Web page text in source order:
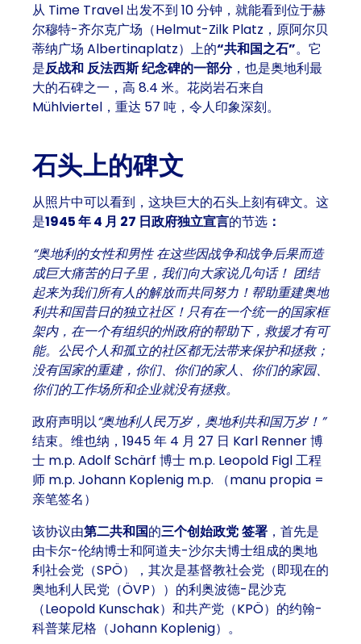
从 Time Travel 出发不到 10 分钟，就能看到位于赫
尔穆特-齐尔克广场（Helmut-Zilk Platz，原阿尔贝
蒂纳广场 Albertinaplatz）上的“共和国之石”。它
是反战和反法西斯纪念碑的一部分，也是奥地利最
大的石碑之一，高 8.4 米。花岗岩石来自
Mühlviertel，重达 57 吨，令人印象深刻。
石头上的碑文
从照片中可以看到，这块巨大的石头上刻有碑文。这
是1945 年 4 月 27 日政府独立宣言的节选 ：
“奥地利的女性和男性在这些因战争和战争后果而造
成巨大痛苦的日子里，我们向大家说几句话！ 团结
起来为我们所有人的解放而共同努力！帮助重建奥地
利共和国昔日的独立社区！只有在一个统一的国家框
架内，在一个有组织的州政府的帮助下，救援才有可
能。公民个人和孤立的社区都无法带来保护和拯救；
没有国家的重建，你们、你们的家人、你们的家园、
你们的工作场所和企业就没有拯救。
政府声明以“奥地利人民万岁，奥地利共和国万岁！”
结束。维也纳，1945 年 4 月 27 日 Karl Renner 博
士 m.p. Adolf Schärf 博士 m.p. Leopold Figl 工程
师 m.p. Johann Koplenig m.p. （manu propia =
亲笔签名）
该协议由第二共和国的三个创始政党签署 ，首先是
由卡尔-伦纳博士和阿道夫-沙尔夫博士组成的奥地
利社会党（SPÖ），其次是基督教社会党（即现在的
奥地利人民党（ÖVP））的利奥波德-昆沙克
（Leopold Kunschak）和共产党（KPÖ）的约翰-
科普莱尼格（Johann Koplenig）。